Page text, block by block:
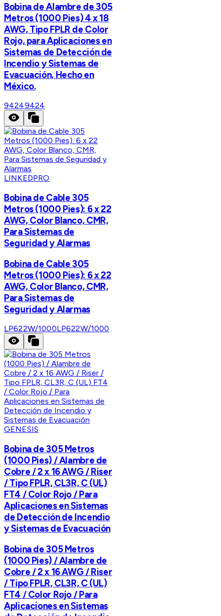
Bobina de Alambre de 305
Metros (1000 Pies) 4 x 18
AWG, Tipo FPLR de Color
Rojo, para Aplicaciones en
Sistemas de Detección de
Incendio y Sistemas de
Evacuación, Hecho en
México.
94249424
LINKEDPRO
Bobina de Cable 305
Metros (1000 Pies): 6 x 22
AWG, Color Blanco, CMR,
Para Sistemas de
Seguridad y Alarmas
Bobina de Cable 305
Metros (1000 Pies): 6 x 22
AWG, Color Blanco, CMR,
Para Sistemas de
Seguridad y Alarmas
LP622W/1000LP622W/1000
GENESIS
Bobina de 305 Metros
(1000 Pies) / Alambre de
Cobre / 2 x 16 AWG / Riser
/ Tipo FPLR, CL3R, C (UL)
FT4 / Color Rojo / Para
Aplicaciones en Sistemas
de Detección de Incendio
y Sistemas de Evacuación
Bobina de 305 Metros
(1000 Pies) / Alambre de
Cobre / 2 x 16 AWG / Riser
/ Tipo FPLR, CL3R, C (UL)
FT4 / Color Rojo / Para
Aplicaciones en Sistemas